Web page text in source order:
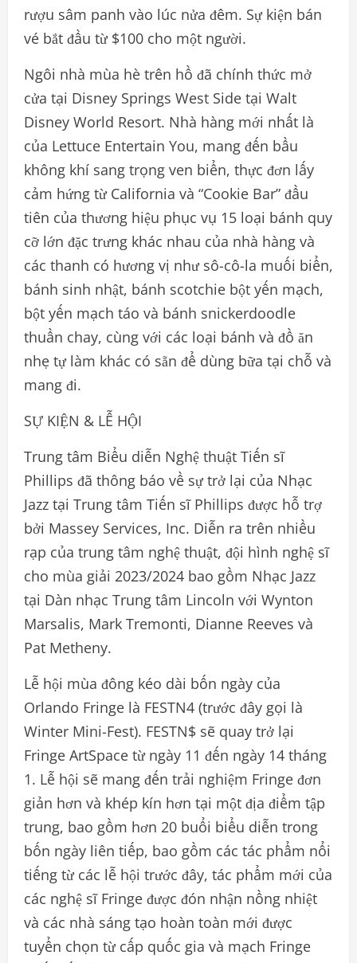
rượu sâm panh vào lúc nửa đêm. Sự kiện bán
vé bắt đầu từ $100 cho một người.
Ngôi nhà mùa hè trên hồ đã chính thức mở
cửa tại Disney Springs West Side tại Walt
Disney World Resort. Nhà hàng mới nhất là
của Lettuce Entertain You, mang đến bầu
không khí sang trọng ven biển, thực đơn lấy
cảm hứng từ California và “Cookie Bar” đầu
tiên của thương hiệu phục vụ 15 loại bánh quy
cỡ lớn đặc trưng khác nhau của nhà hàng và
các thanh có hương vị như sô-cô-la muối biển,
bánh sinh nhật, bánh scotchie bột yến mạch,
bột yến mạch táo và bánh snickerdoodle
thuần chay, cùng với các loại bánh và đồ ăn
nhẹ tự làm khác có sẵn để dùng bữa tại chỗ và
mang đi.
SỰ KIỆN & LỄ HỘI
Trung tâm Biểu diễn Nghệ thuật Tiến sĩ
Phillips đã thông báo về sự trở lại của Nhạc
Jazz tại Trung tâm Tiến sĩ Phillips được hỗ trợ
bởi Massey Services, Inc. Diễn ra trên nhiều
rạp của trung tâm nghệ thuật, đội hình nghệ sĩ
cho mùa giải 2023/2024 bao gồm Nhạc Jazz
tại Dàn nhạc Trung tâm Lincoln với Wynton
Marsalis, Mark Tremonti, Dianne Reeves và
Pat Metheny.
Lễ hội mùa đông kéo dài bốn ngày của
Orlando Fringe là FESTN4 (trước đây gọi là
Winter Mini-Fest). FESTN$ sẽ quay trở lại
Fringe ArtSpace từ ngày 11 đến ngày 14 tháng
1. Lễ hội sẽ mang đến trải nghiệm Fringe đơn
giản hơn và khép kín hơn tại một địa điểm tập
trung, bao gồm hơn 20 buổi biểu diễn trong
bốn ngày liên tiếp, bao gồm các tác phẩm nổi
tiếng từ các lễ hội trước đây, tác phẩm mới của
các nghệ sĩ Fringe được đón nhận nồng nhiệt
và các nhà sáng tạo hoàn toàn mới được
tuyển chọn từ cấp quốc gia và mạch Fringe